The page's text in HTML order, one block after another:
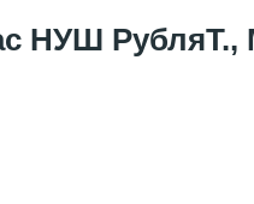
НУШ РубляТ.,